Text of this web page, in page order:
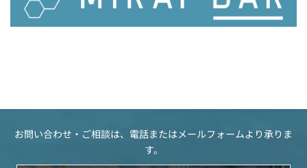
お問い合わせ・ご相談は、電話またはメールフォームより承りま
す。